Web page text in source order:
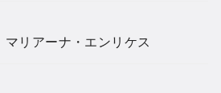
マリアーナ・エンリケス